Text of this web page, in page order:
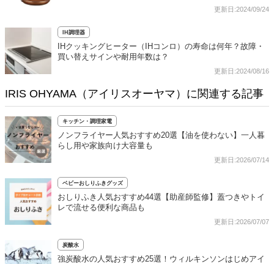
更新日:2024/09/24
IH調理器
IHクッキングヒーター（IHコンロ）の寿命は何年？故障・
買い替えサインや耐用年数は？
更新日:2024/08/16
IRIS OHYAMA（アイリスオーヤマ）に関連する記事
キッチン・調理家電
ノンフライヤー人気おすすめ20選【油を使わない】一人暮
らし用や家族向け大容量も
更新日:2026/07/14
ベビーおしりふきグッズ
おしりふき人気おすすめ44選【助産師監修】蓋つきやトイ
レで流せる便利な商品も
更新日:2026/07/07
炭酸水
強炭酸水の人気おすすめ25選！ウィルキンソンはじめアイ